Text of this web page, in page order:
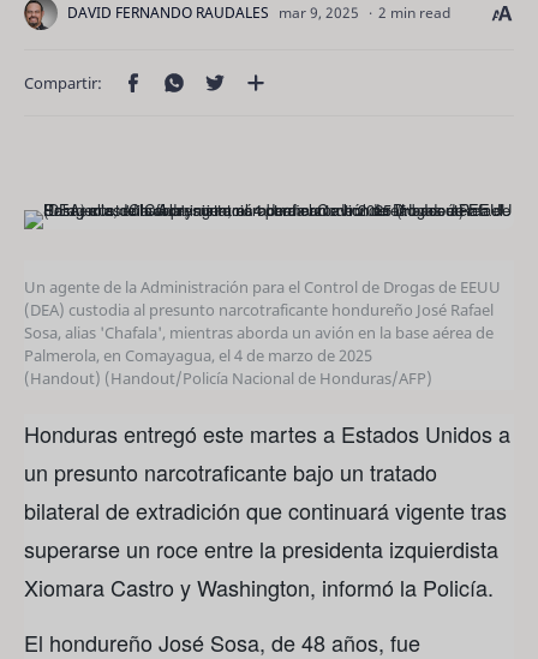
2 min read
Un agente de la Administración para el Control de Drogas de EEUU
(DEA) custodia al presunto narcotraficante hondureño José Rafael
Sosa, alias 'Chafala', mientras aborda un avión en la base aérea de
Palmerola, en Comayagua, el 4 de marzo de 2025
(Handout) (Handout/Policía Nacional de Honduras/AFP)
Honduras entregó este martes a Estados Unidos a
un presunto narcotraficante bajo un tratado
bilateral de extradición que continuará vigente tras
superarse un roce entre la presidenta izquierdista
Xiomara Castro y Washington, informó la Policía.
El hondureño José Sosa, de 48 años, fue